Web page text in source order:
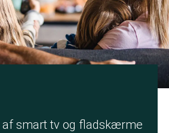
af smart tv og fladskærme